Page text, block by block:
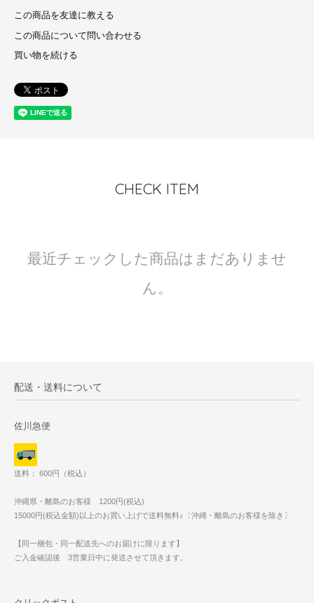
この商品を友達に教える
この商品について問い合わせる
買い物を続ける
CHECK ITEM
最近チェックした商品はまだありませ
ん。
配送・送料について
佐川急便
送料： 600円（税込）
沖縄県・離島のお客様 1200円(税込)
15000円(税込金額)以上のお買い上げで送料無料♪〔沖縄・離島のお客様を除き〕
【同一梱包・同一配送先へのお届けに限ります】
ご入金確認後 3営業日中に発送させて頂きます。